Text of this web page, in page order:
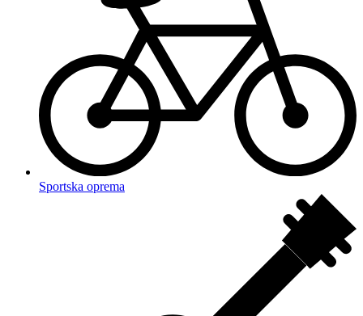
Sportska oprema